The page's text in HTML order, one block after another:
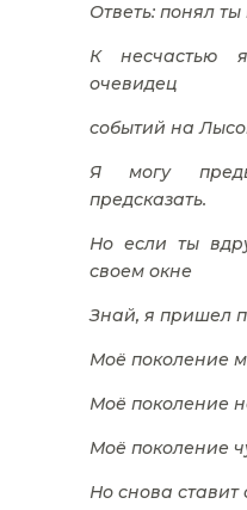
Ответь: понял
К несчастью
очевидец
событий на
Я могу
предсказать.
Но если ты
своем окне
Знай, я пришел
Моё поколение
Моё поколение
Моё поколение
Но снова ставит